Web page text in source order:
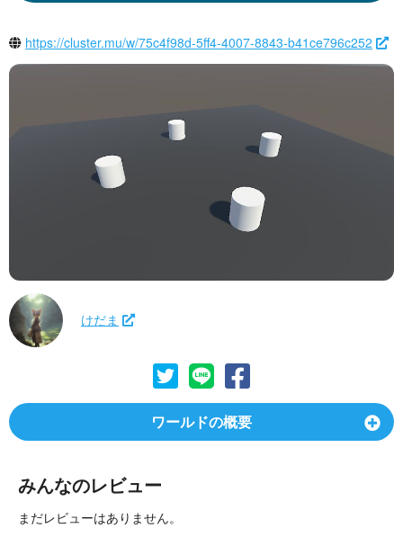
https://cluster.mu/w/75c4f98d-5ff4-4007-8843-b41ce796c252
けだま
ワールドの概要
みんなのレビュー
まだレビューはありません。